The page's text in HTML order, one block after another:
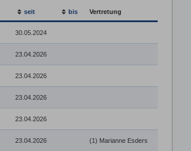
seit bis Vertretung
30.05.2024
23.04.2026
23.04.2026
23.04.2026
23.04.2026
23.04.2026 (1) Marianne Esders